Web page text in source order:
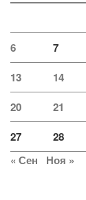
6
7
13
14
20
21
27
28
« Сен
Ноя »